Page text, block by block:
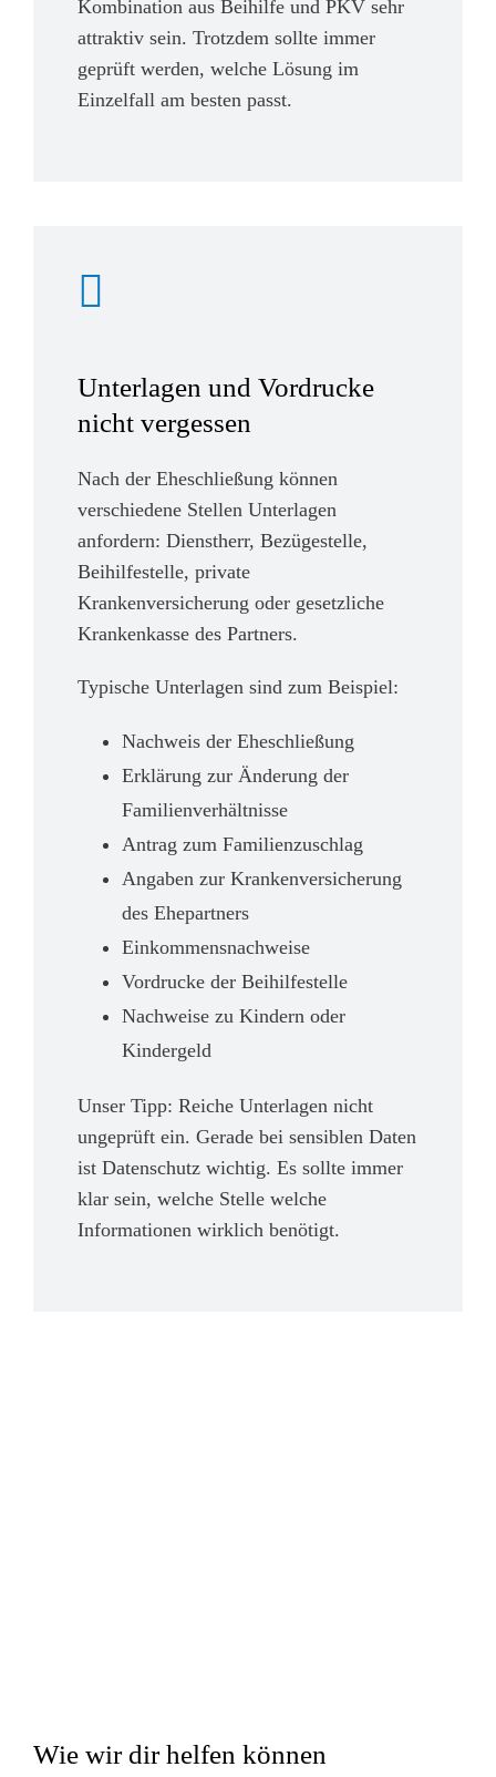
Kombination aus Beihilfe und PKV sehr
attraktiv sein. Trotzdem sollte immer
geprüft werden, welche Lösung im
Einzelfall am besten passt.
Unterlagen und Vordrucke
nicht vergessen
Nach der Eheschließung können
verschiedene Stellen Unterlagen
anfordern: Dienstherr, Bezügestelle,
Beihilfestelle, private
Krankenversicherung oder gesetzliche
Krankenkasse des Partners.
Typische Unterlagen sind zum Beispiel:
Nachweis der Eheschließung
Erklärung zur Änderung der
Familienverhältnisse
Antrag zum Familienzuschlag
Angaben zur Krankenversicherung
des Ehepartners
Einkommensnachweise
Vordrucke der Beihilfestelle
Nachweise zu Kindern oder
Kindergeld
Unser Tipp: Reiche Unterlagen nicht
ungeprüft ein. Gerade bei sensiblen Daten
ist Datenschutz wichtig. Es sollte immer
klar sein, welche Stelle welche
Informationen wirklich benötigt.
Wie wir dir helfen können